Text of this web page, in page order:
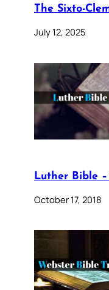
The Sixto-
July 12, 2025
Luther Bible –
October 17, 2018